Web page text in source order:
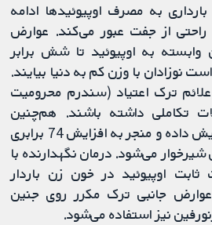
به مصرف اوپیوئیدها ادامه
از جفت عبور می‌کند. عوارض
وابسته به اوپیوئید تا شش برابر
نوزادان با وزن کم به دنیا بیایند.
ترک اعتیاد (سندرم محرومیت
تکاملی داشته باشند. هم‌چنین
مورتالیتی نوزادان را افزایش داده و منجر به افزایش 74 برابری
می‌شود. درمان نگهدارنده با
اوپیوئید در خون زن باردار
عوارض جانبی ترک مکرر روی جنین
نیز استفاده می‌شود.